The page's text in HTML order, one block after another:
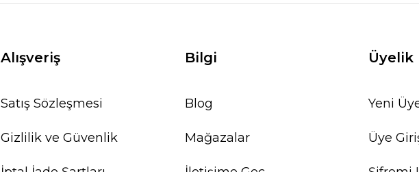
Alışveriş
Satış Sözleşmesi
Gizlilik ve Güvenlik
Bilgi
Blog
Mağazalar
Üyelik
Yeni
Üye